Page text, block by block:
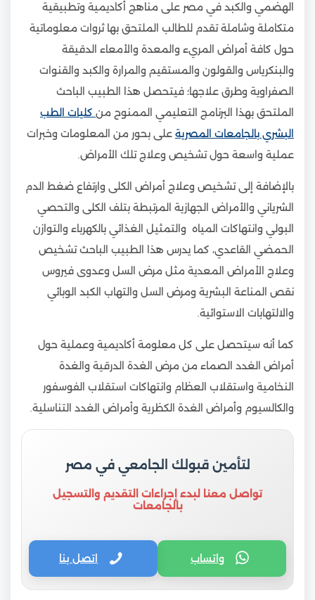
الهضمي والكبد في مصر على مناهج أكاديمية وتطبيقية
متكاملة وشاملة تقدم للطالب الملتحق بها ثروات معلوماتية
حول كافة أمراض المريء والمعدة والأمعاء الدقيقة
والبنكرياس والقولون والمستقيم والمرارة والكبد والقنوات
الصفراوية وطرق علاجها؛ فيتحصل هذا الطبيب الباحث
الملتحق بهذا البرنامج التعليمي الممنوح من كليات الطب
البشري بالجامعات المصرية على بحور من المعلومات وخبرات
عملية واسعة حول تشخيص وعلاج تلك الأمراض.
بالإضافة إلى تشخيص وعلاج أمراض الكلى وارتفاع ضغط الدم
الشرياني والأمراض الجهازية المرتبطة بتلف الكلى والتحصي
البولي وانتهاكات المياه والتمثيل الغذائي بالكهرباء والتوازن
الحمضي القاعدي، كما يدرس هذا الطبيب الباحث تشخيص
وعلاج الأمراض المعدية مثل مرض السل وعدوى فيروس
نقص المناعة البشرية ومرض السل والتهاب الكبد الوبائي
والالتهابات الاستوائية.
كما أنه سيتحصل على كل معلومة أكاديمية وعملية حول
أمراض الغدد الصماء من مرض الغدة الدرقية والغدة
النخامية واستقلاب العظام وانتهاكات استقلاب الفوسفور
والكالسيوم وأمراض الغدة الكظرية وأمراض الغدد التناسلية.
لتأمين قبولك الجامعي في مصر
تواصل معنا لبدء إجراءات التقديم والتسجيل
بالجامعات
واتساب اتصل بنا